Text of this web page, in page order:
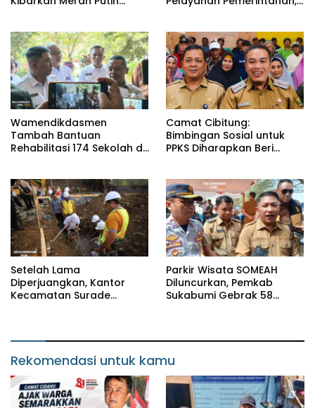
Wamendikdasmen
Tambah Bantuan
Rehabilitasi 174 Sekolah di
Pendidikan
Camat Cibitung:
Bimbingan Sosial untuk
PPKS Diharapkan Beri
Setelah Lama
Diperjuangkan, Kantor
Kecamatan Surade
Parkir Wisata SOMEAH
Diluncurkan, Pemkab
Sukabumi Gebrak 58
Rekomendasi untuk kamu